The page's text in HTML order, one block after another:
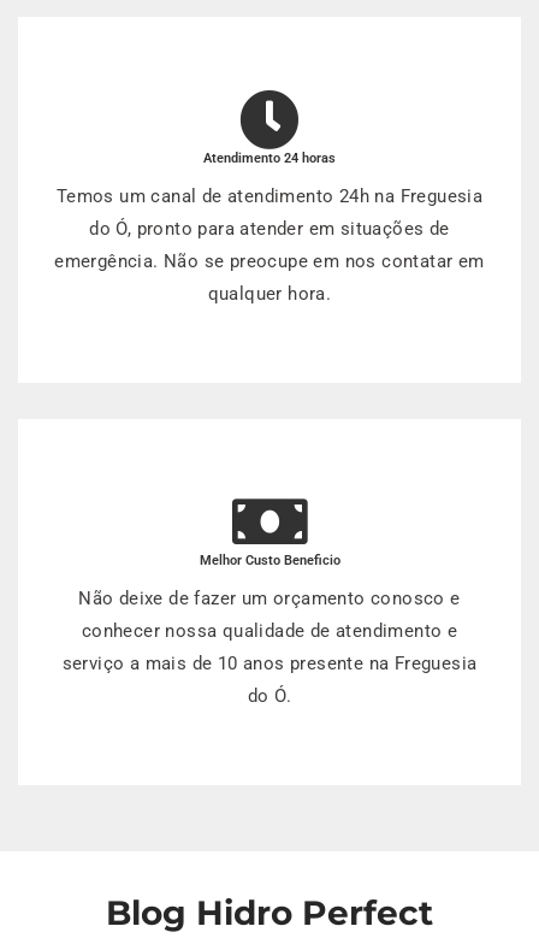
Atendimento 24 horas
Temos um canal de atendimento 24h na Freguesia
do Ó, pronto para atender em situações de
emergência. Não se preocupe em nos contatar em
qualquer hora.
Melhor Custo Beneficio
Não deixe de fazer um orçamento conosco e
conhecer nossa qualidade de atendimento e
serviço a mais de 10 anos presente na Freguesia
do Ó.
Blog Hidro Perfect